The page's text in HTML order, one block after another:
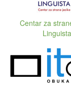
Centar za
Linguista